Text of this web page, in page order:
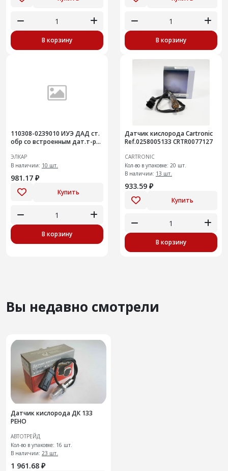
В корзину В корзину
110308-0239010 ИУЭ ДАД ст.
обр со встроенным дат.т-ры
ЭЛКАР
В наличии: 10 шт.
981.17 ₽
Купить
В корзину
Датчик кислорода Cartronic
Ref.0258005133 CRTR0077127
CARTRONIC
Кол-во в упаковке: 20 шт.
В наличии: 13 шт.
933.59 ₽
Купить
В корзину
Вы недавно смотрели
Датчик кислорода ДК 133
РЕНО
АВТОТРЕЙД
Кол-во в упаковке: 16 шт.
В наличии: 23 шт.
1 961.68 ₽